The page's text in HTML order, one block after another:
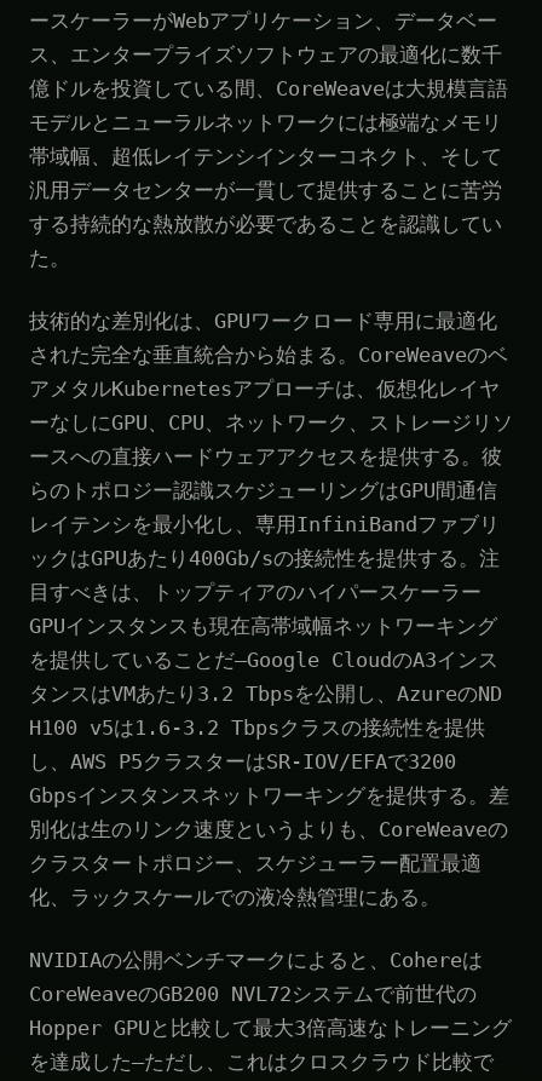
ースケーラーがWebアプリケーション、データベー
ス、エンタープライズソフトウェアの最適化に数千
億ドルを投資している間、CoreWeaveは大規模言語
モデルとニューラルネットワークには極端なメモリ
帯域幅、超低レイテンシインターコネクト、そして
汎用データセンターが一貫して提供することに苦労
する持続的な熱放散が必要であることを認識してい
た。
技術的な差別化は、GPUワークロード専用に最適化
された完全な垂直統合から始まる。CoreWeaveのベ
アメタルKubernetesアプローチは、仮想化レイヤ
ーなしにGPU、CPU、ネットワーク、ストレージリソ
ースへの直接ハードウェアアクセスを提供する。彼
らのトポロジー認識スケジューリングはGPU間通信
レイテンシを最小化し、専用InfiniBandファブリ
ックはGPUあたり400Gb/sの接続性を提供する。注
目すべきは、トップティアのハイパースケーラー
GPUインスタンスも現在高帯域幅ネットワーキング
を提供していることだ—Google CloudのA3インス
タンスはVMあたり3.2 Tbpsを公開し、AzureのND
H100 v5は1.6-3.2 Tbpsクラスの接続性を提供
し、AWS P5クラスターはSR-IOV/EFAで3200
Gbpsインスタンスネットワーキングを提供する。差
別化は生のリンク速度というよりも、CoreWeaveの
クラスタートポロジー、スケジューラー配置最適
化、ラックスケールでの液冷熱管理にある。
NVIDIAの公開ベンチマークによると、Cohereは
CoreWeaveのGB200 NVL72システムで前世代の
Hopper GPUと比較して最大3倍高速なトレーニング
を達成した—ただし、これはクロスクラウド比較で